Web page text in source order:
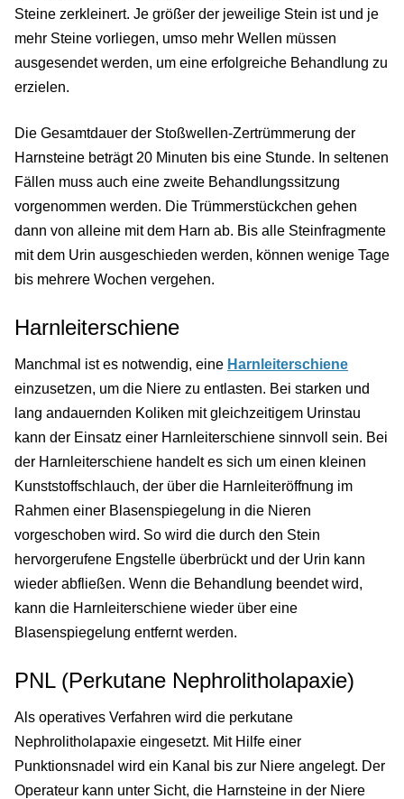
Steine zerkleinert. Je größer der jeweilige Stein ist und je
mehr Steine vorliegen, umso mehr Wellen müssen
ausgesendet werden, um eine erfolgreiche Behandlung zu
erzielen.
Die Gesamtdauer der Stoßwellen-Zertrümmerung der
Harnsteine beträgt 20 Minuten bis eine Stunde. In seltenen
Fällen muss auch eine zweite Behandlungssitzung
vorgenommen werden. Die Trümmerstückchen gehen
dann von alleine mit dem Harn ab. Bis alle Steinfragmente
mit dem Urin ausgeschieden werden, können wenige Tage
bis mehrere Wochen vergehen.
Harnleiterschiene
Manchmal ist es notwendig, eine Harnleiterschiene
einzusetzen, um die Niere zu entlasten. Bei starken und
lang andauernden Koliken mit gleichzeitigem Urinstau
kann der Einsatz einer Harnleiterschiene sinnvoll sein. Bei
der Harnleiterschiene handelt es sich um einen kleinen
Kunststoffschlauch, der über die Harnleiteröffnung im
Rahmen einer Blasenspiegelung in die Nieren
vorgeschoben wird. So wird die durch den Stein
hervorgerufene Engstelle überbrückt und der Urin kann
wieder abfließen. Wenn die Behandlung beendet wird,
kann die Harnleiterschiene wieder über eine
Blasenspiegelung entfernt werden.
PNL (Perkutane Nephrolitholapaxie)
Als operatives Verfahren wird die perkutane
Nephrolitholapaxie eingesetzt. Mit Hilfe einer
Punktionsnadel wird ein Kanal bis zur Niere angelegt. Der
Operateur kann unter Sicht, die Harnsteine in der Niere